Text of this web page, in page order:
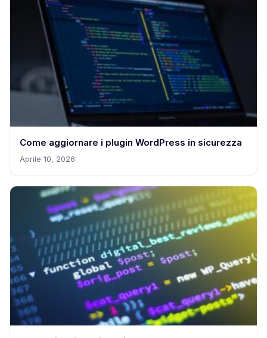
Come aggiornare i plugin WordPress in sicurezza
Aprile 10, 2026